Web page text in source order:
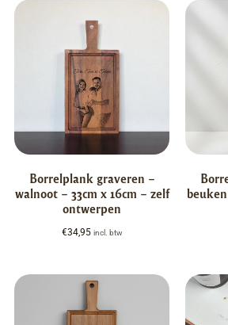
Borrelplank graveren –
walnoot – 33cm x 16cm – zelf
ontwerpen
€34,95 incl. btw